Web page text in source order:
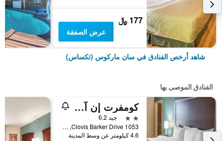
177 ﷼
عرض الصفقة
شاهد أرخص الفنادق في سان ماركوس (تكساس)
الفنادق الموصى بها
كومفرت إن آند سويتس سان ماركوس نير أوتليت مول
2 نجمتين
جيد 6.2
1053 Clovis Barker Drive, سان ماركوس (تكساس), TX, الولايات المتحدة الأميريكية
4.6 كيلومتر عن وسط المدينة